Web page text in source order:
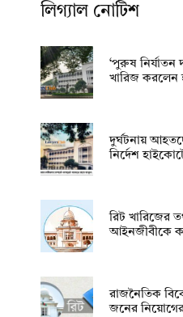
লিগ্যাল নোটিশ
‘পুরুষ নির্যাতন
খারিজ করলেন
দুর্ঘটনায়
নির্দেশ
রিট খারিজের
আইনজীবীকে
রাজনৈতিক
জনের নিয়োগের